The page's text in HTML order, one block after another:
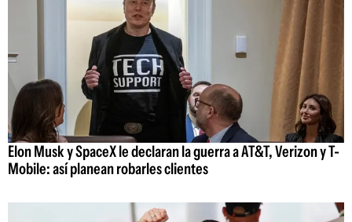
Elon Musk y SpaceX le declaran la guerra a AT&T, Verizon y T-
Mobile: así planean robarles clientes